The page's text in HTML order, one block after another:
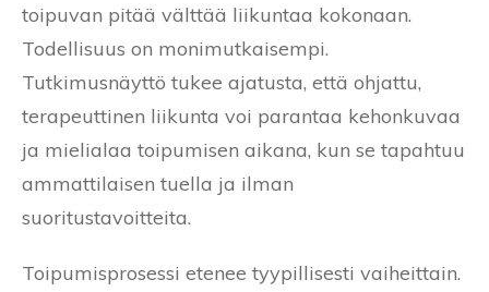
toipuvan pitää välttää liikuntaa kokonaan.
Todellisuus on monimutkaisempi.
Tutkimusnäyttö tukee ajatusta, että ohjattu,
terapeuttinen liikunta voi parantaa kehonkuvaa
ja mielialaa toipumisen aikana, kun se tapahtuu
ammattilaisen tuella ja ilman
suoritustavoitteita.
Toipumisprosessi etenee tyypillisesti vaiheittain.